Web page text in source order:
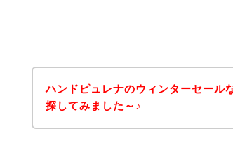
ハンドピュレナのウィンターセール
探してみました～♪